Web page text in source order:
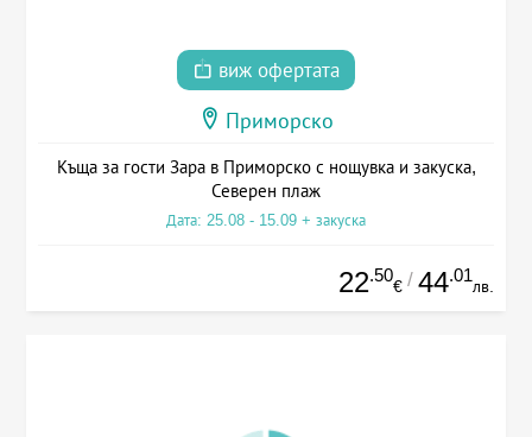
виж офертата
Приморско
Къща за гости Зара в Приморско с нощувка и закуска,
Северен плаж
Дата: 25.08 - 15.09 + закуска
22.50
€ / 44.01
лв.